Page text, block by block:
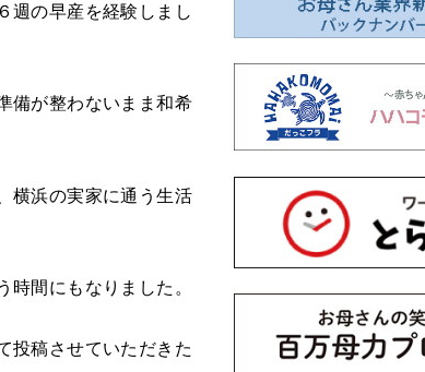
週の早産を経験しまし
備が整わないまま和希
横浜の実家に通う生活
間にもなりました。
投稿させていただきた